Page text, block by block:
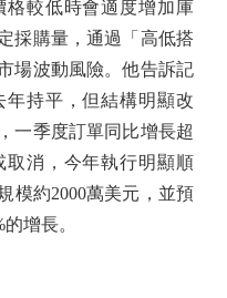
較低時會適度增加庫
採購量，通過「高低搭
場波動風險。他告訴記
持平，但結構明顯改
一季度訂單同比增長超
消，今年執行明顯順
模約2000萬美元，並預
增長。